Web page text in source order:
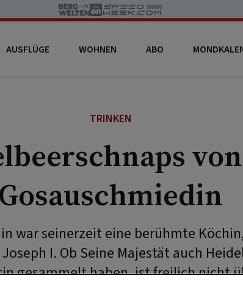
AUSFLÜGE WOHNEN ABO
TRINKEN
Gosauschmiedin
war seinerzeit eine berühmte
I. Ob Seine Majestät auch
gesammelt haben, ist freilich nicht